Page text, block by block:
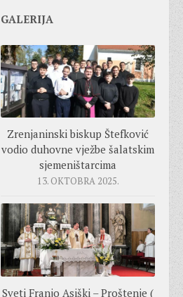
GALERIJA
Zrenjaninski biskup Štefković
vodio duhovne vježbe šalatskim
sjemeništarcima
13. OKTOBRA 2025.
Sveti Franjo Asiški – Proštenje (